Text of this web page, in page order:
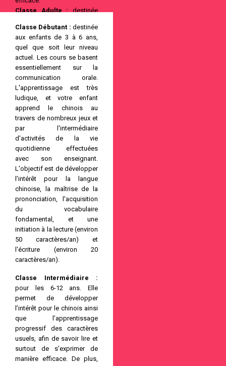
Classe Adulte : destinée
véritable immersion
linguistique et culturelle.
Adulte ou enfant, venez
découvrir la culture chinoise.
Vous êtes les bienvenus !
小熊猫学校
小熊猫学校是由里昂中法家
庭联合会创办的中文教育机
构，旨在为海外华人和法国
家庭的孩子及爱好中文、喜
欢中国文化的人士提供专业
的、长期的中文学习课程。
2013年9月小熊猫学校正式
成立，现有不同层次的教学
班，共有十个班级，100余
人。每学期，除了中文课，
还有定期的书法国画体验课
程、民间剪纸课、国学课、
绘画课程等等。小熊猫学校
还将继续开展丰富多彩的活
动。
欢迎大家来小熊猫学校学习
Classe Débutant : destinée
aux enfants de 3 à 6 ans,
quel que soit leur niveau
actuel. Les cours se basent
essentiellement sur la
communication orale.
L'apprentissage est très
ludique, et votre enfant
apprend le chinois au
travers de nombreux jeux et
par l'intermédiaire
d'activités de la vie
quotidienne effectuées
avec son enseignant.
L'objectif est de développer
l’intérêt pour la langue
chinoise, la maîtrise de la
prononciation, l'acquisition
du vocabulaire
fondamental, et une
initiation à la lecture (environ
50 caractères/an) et
l'écriture (environ 20
caractères/an).
Classe Intermédiaire :
pour les 6-12 ans. Elle
permet de développer
l’intérêt pour le chinois ainsi
que l’apprentissage
progressif des caractères
usuels, afin de savoir lire et
surtout de s'exprimer de
manière efficace. De plus,